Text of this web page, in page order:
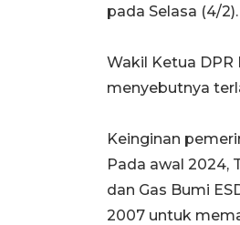
pada Selasa (4/2).
Wakil Ketua
menyebutnya
Keinginan
Pada awal 2024,
dan Gas Bumi
2007 untuk